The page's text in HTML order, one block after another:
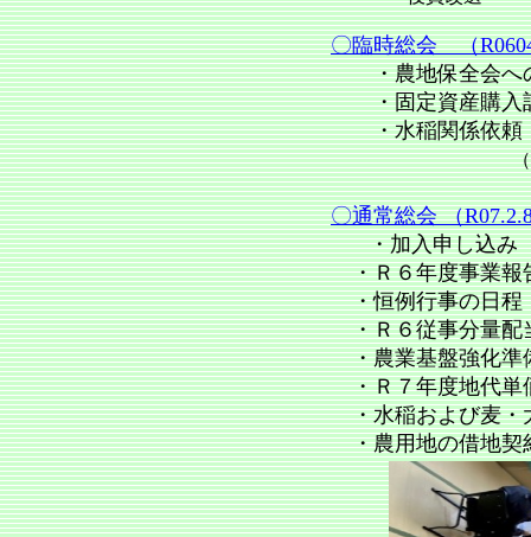
〇臨時総会 （
・農地保全会へ
・固定資産購入
・水稲関係依頼
〇通常総会 （
・加入申し込み
・Ｒ６年度事業報
・恒例行事の日程
・Ｒ６従事分量配
・農業基盤強化準
・Ｒ７年度地代単
・水稲および麦・
・農用地の借地契